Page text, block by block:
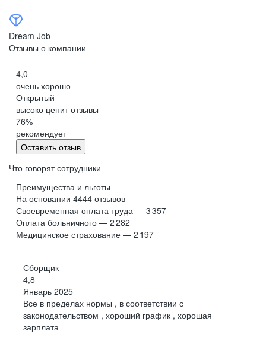
Dream Job
Отзывы о компании
4,0
очень хорошо
Открытый
высоко ценит отзывы
76%
рекомендует
Оставить отзыв
Что говорят сотрудники
Преимущества и льготы
На основании 4444 отзывов
Своевременная оплата труда — 3 357
Оплата больничного — 2 282
Медицинское страхование — 2 197
Сборщик
4,8
Январь 2025
Все в пределах нормы , в соответствии с
законодательством , хороший график , хорошая
зарплата